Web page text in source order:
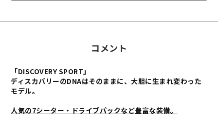
コメント
「DISCOVERY SPORT」
ディスカバリーのDNAはそのままに、大胆に生まれ変わった
モデル。
人気の7シーター・ドライブパックなど豊富な装備。